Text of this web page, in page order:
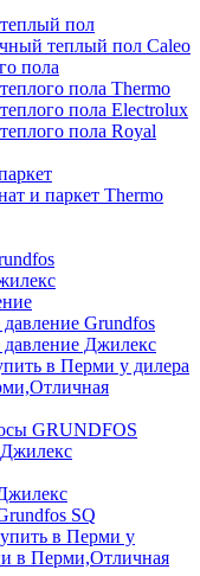
пол
теплый пол Caleo
пола
пола Thermo
пола Electrolux
пола Royal
и паркет Thermo
Grundfos
Джилекс
в Перми у дилера
GRUNDFOS
SQ
в Перми у
в Перми,Отличная